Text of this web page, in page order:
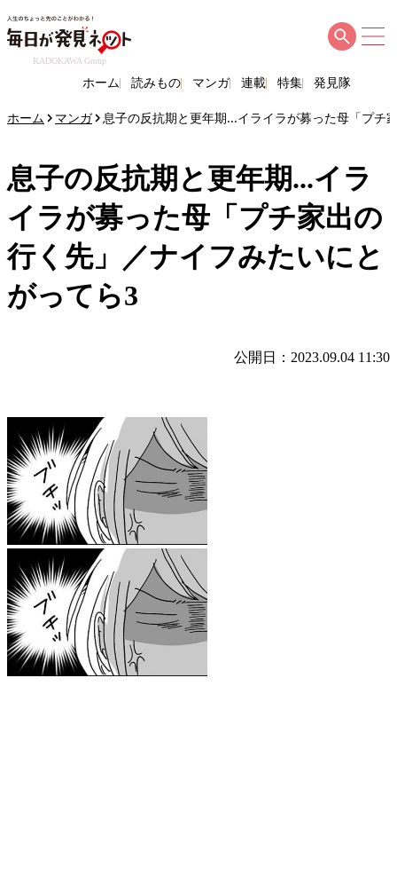
KADOKAWA Group
ホーム 読みもの マンガ 連載 特集 発見隊
ホーム マンガ 息子の反抗期と更年期...イライラが募った母「プチ
息子の反抗期と更年期...イラ
イラが募った母「プチ家出の
行く先」／ナイフみたいにと
がってら3
公開日：2023.09.04 11:30